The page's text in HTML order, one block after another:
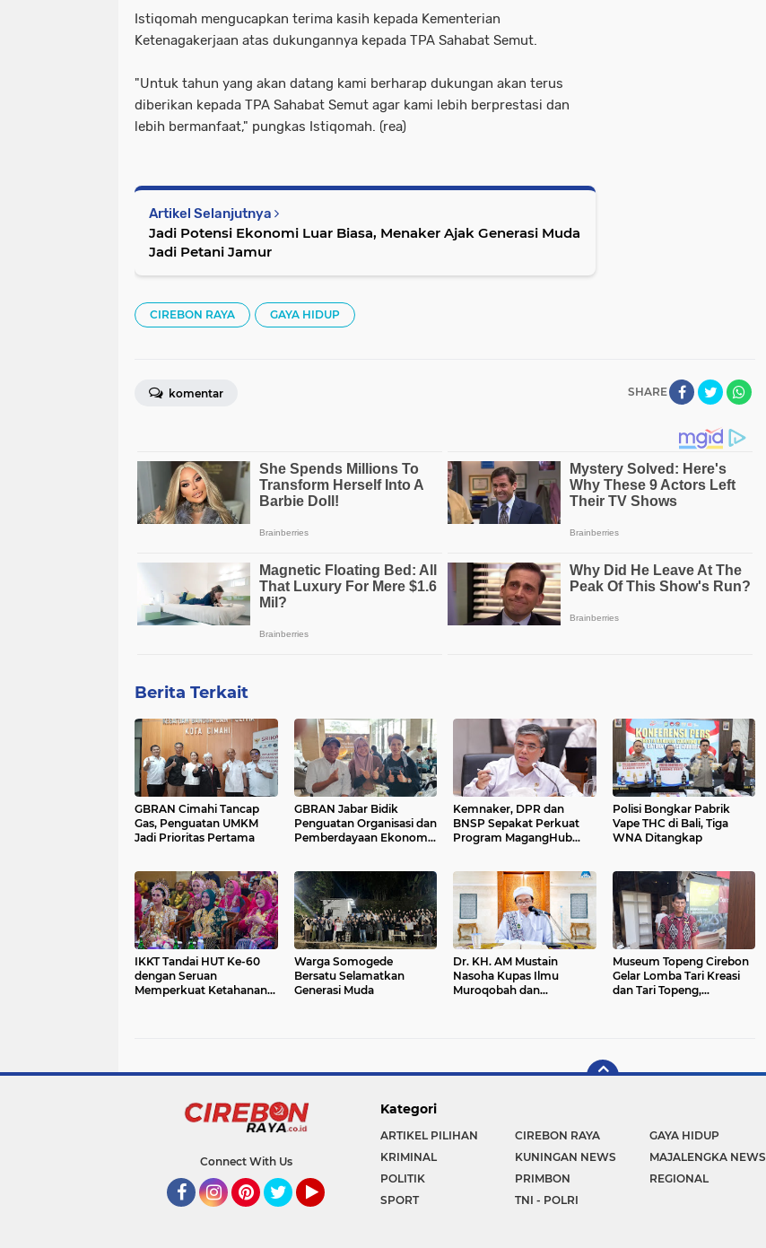
Istiqomah mengucapkan terima kasih kepada Kementerian
Ketenagakerjaan atas dukungannya kepada TPA Sahabat Semut.
"Untuk tahun yang akan datang kami berharap dukungan akan terus
diberikan kepada TPA Sahabat Semut agar kami lebih berprestasi dan
lebih bermanfaat," pungkas Istiqomah. (rea)
Artikel Selanjutnya
Jadi Potensi Ekonomi Luar Biasa, Menaker Ajak Generasi Muda
Jadi Petani Jamur
CIREBON RAYA GAYA HIDUP
SHARE
komentar
Berita Terkait
GBRAN Cimahi Tancap
Gas, Penguatan UMKM
Jadi Prioritas Pertama
GBRAN Jabar Bidik
Penguatan Organisasi dan
Pemberdayaan Ekonomi
Kemnaker, DPR dan
BNSP Sepakat Perkuat
Program MagangHub
Polisi Bongkar Pabrik
Vape THC di Bali, Tiga
WNA Ditangkap
IKKT Tandai HUT Ke-60
dengan Seruan
Memperkuat Ketahanan
Warga Somogede
Bersatu Selamatkan
Generasi Muda
Dr. KH. AM Mustain
Nasoha Kupas Ilmu
Muroqobah dan
Museum Topeng Cirebon
Gelar Lomba Tari Kreasi
dan Tari Topeng,
Connect With Us
Kategori
ARTIKEL PILIHAN CIREBON RAYA GAYA HIDUP
KRIMINAL
KUNINGAN NEWS MAJALENGKA NEWS
POLITIK
PRIMBON REGIONAL
SPORT
TNI - POLRI